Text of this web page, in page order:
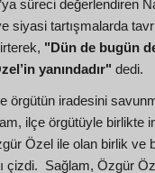
süreci değerlendiren
siyasi tartışmalarda
"Dün de bugün
yanındadır" dedi.
örgütün iradesini
ilçe örgütüyle birlikte
Özel ile olan birlik ve
çizdi. Sağlam, Özgür